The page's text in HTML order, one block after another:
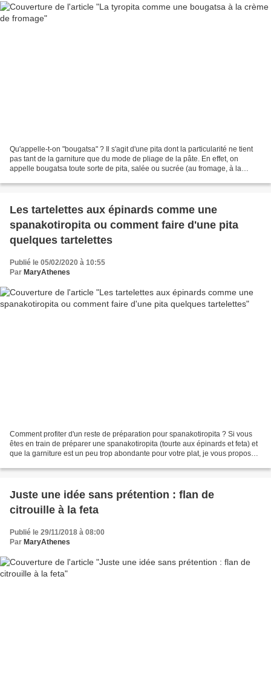
Qu'appelle-t-on "bougatsa" ? Il s'agit d'une pita dont la particularité ne tient
pas tant de la garniture que du mode de pliage de la pâte. En effet, on
appelle bougatsa toute sorte de pita, salée ou sucrée (au fromage, à la
Les tartelettes aux épinards comme une
spanakotiropita ou comment faire d'une pita
quelques tartelettes
Publié le 05/02/2020 à 10:55
Par MaryAthenes
Comment profiter d'un reste de préparation pour spanakotiropita ? Si vous
êtes en train de préparer une spanakotiropita (tourte aux épinards et feta) et
que la garniture est un peu trop abondante pour votre plat, je vous propose
Juste une idée sans prétention : flan de
citrouille à la feta
Publié le 29/11/2018 à 08:00
Par MaryAthenes